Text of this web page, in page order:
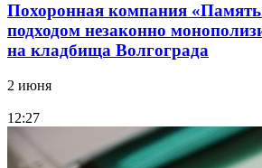
Похоронная компания
подходом незаконно
на кладбища Волгограда
2 июня
12:27